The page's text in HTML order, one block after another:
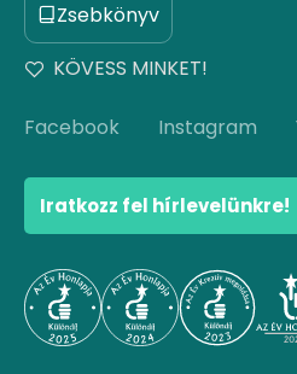
Zsebkönyv
KÖVESS MINKET!
Facebook Instagram
Iratkozz fel hírlevelünkre!